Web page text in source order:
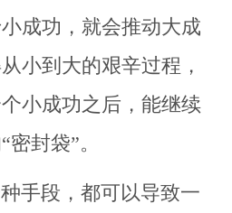
成功，就会推动大成
小到大的艰辛过程，
小成功之后，能继续
封袋”。
手段，都可以导致一